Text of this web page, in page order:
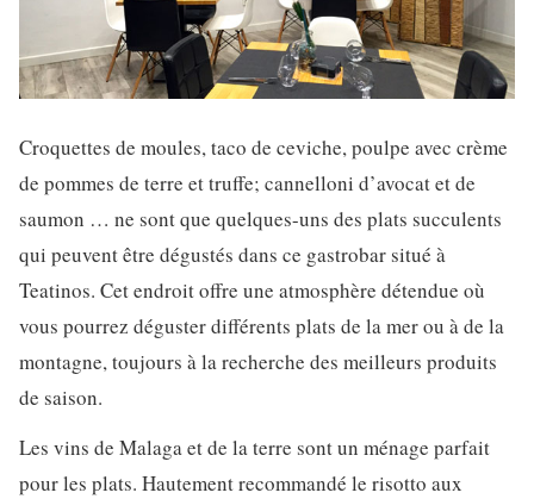
Croquettes de moules, taco de ceviche, poulpe avec crème
de pommes de terre et truffe; cannelloni d’avocat et de
saumon … ne sont que quelques-uns des plats succulents
qui peuvent être dégustés dans ce gastrobar situé à
Teatinos. Cet endroit offre une atmosphère détendue où
vous pourrez déguster différents plats de la mer ou à de la
montagne, toujours à la recherche des meilleurs produits
de saison.
Les vins de Malaga et de la terre sont un ménage parfait
pour les plats. Hautement recommandé le risotto aux